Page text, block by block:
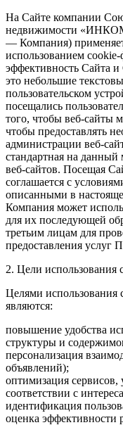
На Сайте компании
недвижимости
— Компания)
использованием
эффективность Сайта
это небольшие
пользовательском
посещались
того, чтобы веб-сайты
чтобы предоставлять
администрации веб-
стандартная на
веб-сайтов. Посещая
соглашается с
описанными в
Компания может
для их последующей
третьим лицам для
предоставления услуг
2. Цели использования
Целями
являются:
повышение удобства
структуры и
персонализация
объявлений);
оптимизация сервисов,
соответствии с
идентификация
оценка эффективности